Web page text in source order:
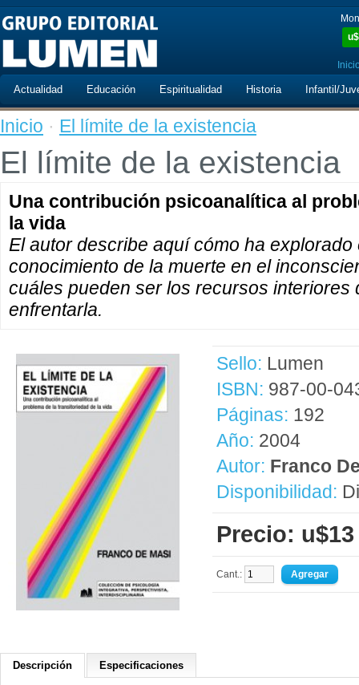
u$
Actualidad Educación Espiritualidad Historia Infantil/
Inicio · El límite de la existencia
El límite de la existencia
Una contribución psicoanalítica al
la vida
El autor describe aquí cómo ha
conocimiento de la muerte en el
cuáles pueden ser los recursos interiores
enfrentarla.
Sello: Lumen
ISBN: 987-00-
Páginas: 192
Año: 2004
Autor: Franco
Disponibilidad:
Precio: u$13
Cant.:
Descripción Especificaciones